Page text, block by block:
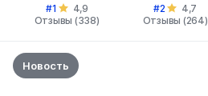
#1
4,9
Отзывы (338)
#2
4,7
Отзывы (264)
Новость